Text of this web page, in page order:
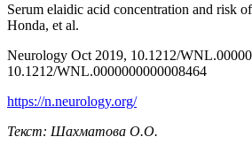
Serum elaidic acid concentration and risk
Honda, et al.
Neurology Oct 2019, 10.1212/
10.1212/WNL.0000000000008464
https://n.neurology.org/
Текст: Шахматова О.О.